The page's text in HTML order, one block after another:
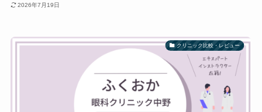
2026年7月19日
クリニック比較・レビュー